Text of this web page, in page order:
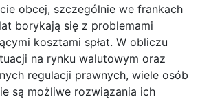
obcej, szczególnie we frankach
borykają się z problemami
kosztami spłat. W obliczu
na rynku walutowym oraz
regulacji prawnych, wiele osób
są możliwe rozwiązania ich